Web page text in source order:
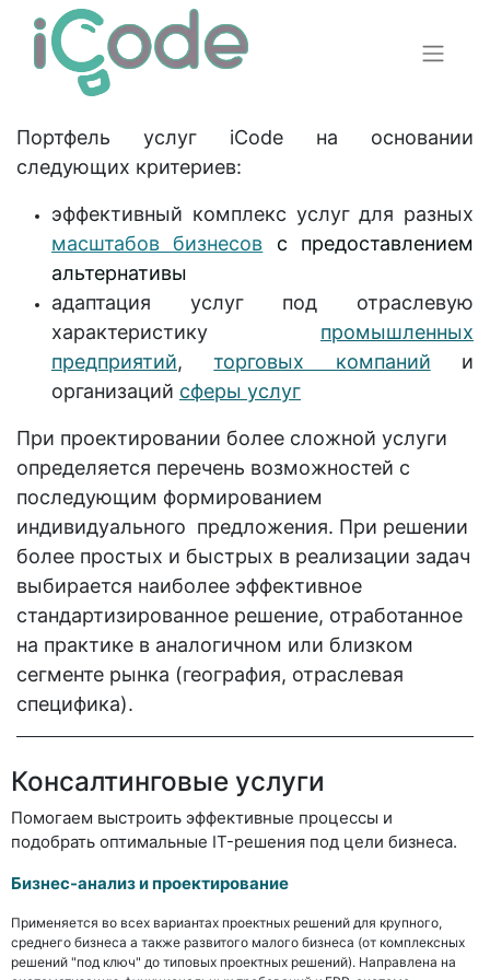
Портфель услуг iCode на основании
следующих критериев:
эффективный комплекс услуг для разных
масштабов бизнесов с предоставлением
альтернативы
адаптация услуг под отраслевую
характеристику промышленных
предприятий,торговых компаний и
организаций сферы услуг
При проектировании более сложной услуги
определяется перечень возможностей с
последующим формированием
индивидуального предложения. При решении
более простых и быстрых в реализации задач
выбирается наиболее эффективное
стандартизированное решение, отработанное
на практике в аналогичном или близком
сегменте рынка (география, отраслевая
специфика).
Консалтинговые услуги
Помогаем выстроить эффективные процессы и
подобрать оптимальные IT-решения под цели бизнеса.
Бизнес-анализ и проектирование
Применяется во всех вариантах проектных решений для крупного,
среднего бизнеса а также развитого малого бизнеса (от комплексных
решений "под ключ" до типовых проектных решений). Направлена на